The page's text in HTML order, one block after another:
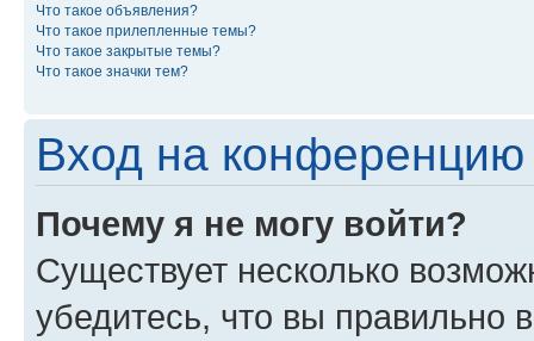
Что такое объявления?
Что такое прилепленные темы?
Что такое закрытые темы?
Что такое значки тем?
Вход на конференцию
Почему я не могу войти?
Существует несколько
убедитесь, что вы правильно